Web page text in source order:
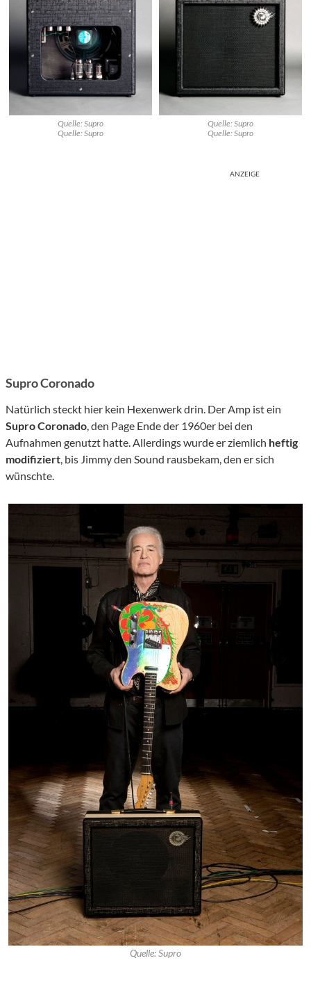
Quelle: Supro
Quelle: Supro
Quelle: Supro
Quelle: Supro
ANZEIGE
Supro Coronado
Natürlich steckt hier kein Hexenwerk drin. Der Amp ist ein
Supro Coronado , den Page Ende der 1960er bei den
Aufnahmen genutzt hatte. Allerdings wurde er ziemlich heftig
modifiziert , bis Jimmy den Sound rausbekam, den er sich
wünschte.
Quelle: Supro